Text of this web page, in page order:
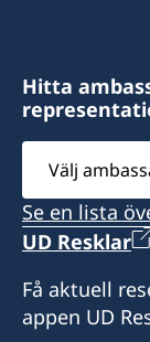
Hitta
Välj
ambassad
Se en lista
UD Resklar
Få aktuell
appen UD